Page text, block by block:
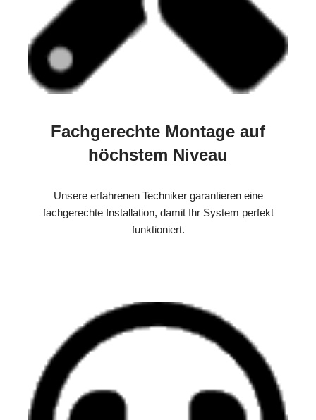
Fachgerechte Montage auf
höchstem Niveau
Unsere erfahrenen Techniker garantieren eine
fachgerechte Installation, damit Ihr System perfekt
funktioniert.